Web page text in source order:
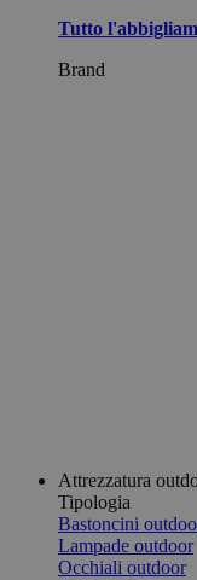
Tutto
Brand
Attrezzatura
Tipologia
Bastoncini
Lampade outdoor
Occhiali outdoor